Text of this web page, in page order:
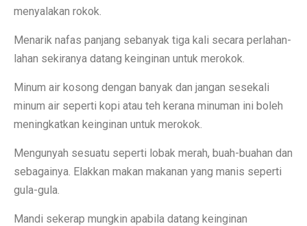
menyalakan rokok.
Menarik nafas panjang sebanyak tiga kali secara perlahan-
lahan sekiranya datang keinginan untuk merokok.
Minum air kosong dengan banyak dan jangan sesekali
minum air seperti kopi atau teh kerana minuman ini boleh
meningkatkan keinginan untuk merokok.
Mengunyah sesuatu seperti lobak merah, buah-buahan dan
sebagainya. Elakkan makan makanan yang manis seperti
gula-gula.
Mandi sekerap mungkin apabila datang keinginan